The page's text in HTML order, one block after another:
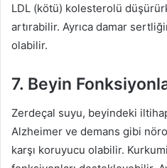
LDL (kötü) kolesterolü
artırabilir. Ayrıca damar
olabilir.
7. Beyin
Zerdeçal suyu, beyindeki
Alzheimer ve demans gibi
karşı koruyucu olabilir.